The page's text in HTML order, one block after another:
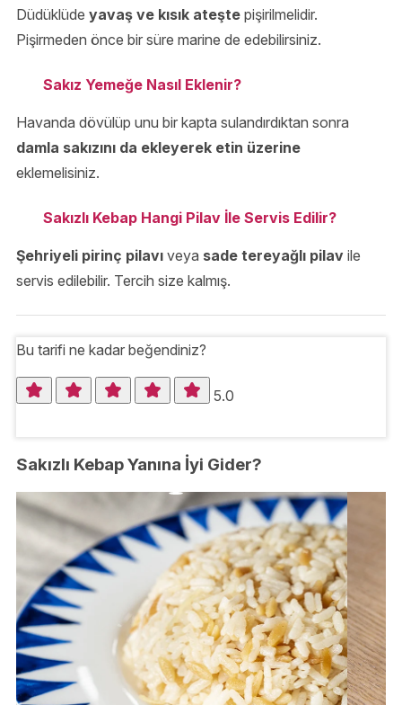
Düdüklüde yavaş ve kısık ateşte pişirilmelidir.
Pişirmeden önce bir süre marine de edebilirsiniz.
Sakız Yemeğe Nasıl Eklenir?
Havanda dövülüp unu bir kapta sulandırdıktan sonra
damla sakızını da ekleyerek etin üzerine
eklemelisiniz.
Sakızlı Kebap Hangi Pilav İle Servis Edilir?
Şehriyeli pirinç pilavı veya sade tereyağlı pilav ile
servis edilebilir. Tercih size kalmış.
Bu tarifi ne kadar beğendiniz?
5.0
Sakızlı Kebap Yanına İyi Gider?